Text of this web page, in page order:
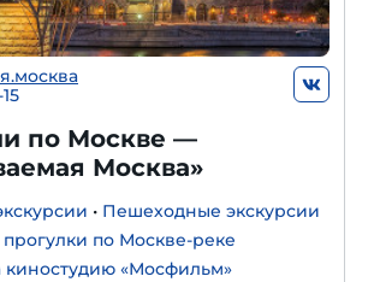
по Москве —
Москва»
• Пешеходные экскурсии
по Москве-реке
киностудию «Мосфильм»